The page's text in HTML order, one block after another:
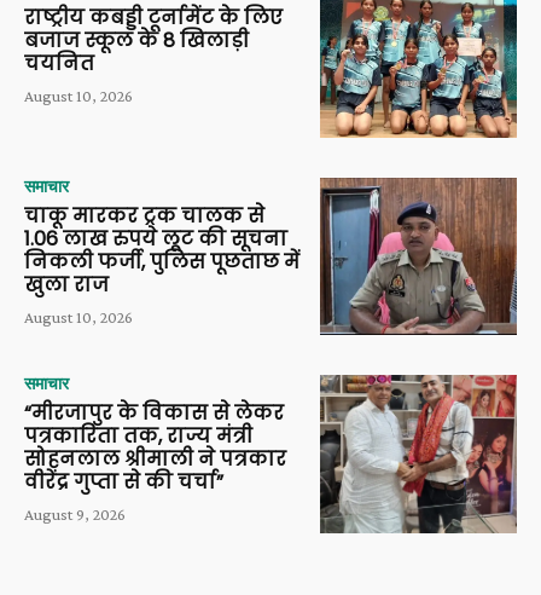
राष्ट्रीय कबड्डी टूर्नामेंट के लिए
बजाज स्कूल के 8 खिलाड़ी
चयनित
August 10, 2026
समाचार
चाकू मारकर ट्रक चालक से
1.06 लाख रुपये लूट की सूचना
निकली फर्जी, पुलिस पूछताछ में
खुला राज
August 10, 2026
समाचार
“मीरजापुर के विकास से लेकर
पत्रकारिता तक, राज्य मंत्री
सोहनलाल श्रीमाली ने पत्रकार
वीरेंद्र गुप्ता से की चर्चा”
August 9, 2026